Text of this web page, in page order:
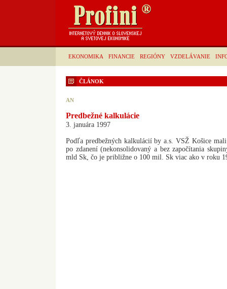
EKONOMIKA FINANCIE REGIÓNY VZDELÁVANIE
ČLÁNOK
AN
Predbežné kalkulácie
3. januára 1997
Podľa predbežných kalkulácií by a.s. VSŽ Košice
po zdanení (nekonsolidovaný a bez započítania
mld Sk, čo je približne o 100 mil. Sk viac ako v roku